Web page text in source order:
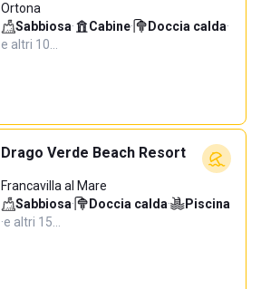
Ortona
Sabbiosa· Cabine· Doccia calda·
e altri 10…
Drago Verde Beach Resort
Francavilla al Mare
Sabbiosa· Doccia calda·
Piscina
·e altri 15…